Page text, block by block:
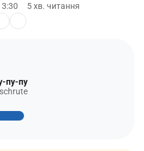
5 хв. читання
пу-пу